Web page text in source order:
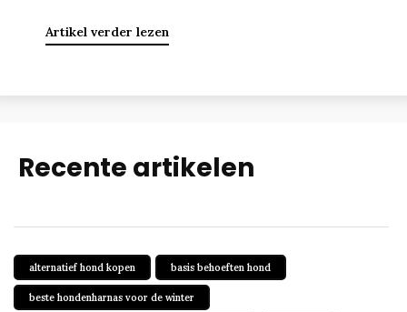
Artikel verder lezen
Recente artikelen
alternatief hond kopen basis behoeften hond
beste hondenharnas voor de winter